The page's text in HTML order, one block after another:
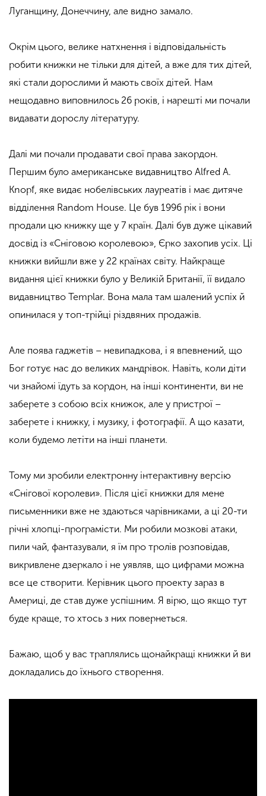
Луганщину, Донеччину, але видно замало.
Окрім цього, велике натхнення і відповідальність
робити книжки не тільки для дітей, а вже для тих дітей,
які стали дорослими й мають своїх дітей. Нам
нещодавно виповнилось 26 років, і нарешті ми почали
видавати дорослу літературу.
Далі ми почали продавати свої права закордон.
Першим було американське видавництво Alfred A.
Knopf, яке видає нобелівських лауреатів і має дитяче
відділення Random House. Це був 1996 рік і вони
продали цю книжку ще у 7 країн. Далі був дуже цікавий
досвід із «Сніговою королевою», Єрко захопив усіх. Ці
книжки вийшли вже у 22 країнах світу. Найкраще
видання цієї книжки було у Великій Британії, її видало
видавництво Templar. Вона мала там шалений успіх й
опинилася у топ-трійці різдвяних продажів.
Але поява гаджетів – невипадкова, і я впевнений, що
Бог готує нас до великих мандрівок. Навіть, коли діти
чи знайомі їдуть за кордон, на інші континенти, ви не
заберете з собою всіх книжок, але у пристрої –
заберете і книжку, і музику, і фотографії. А що казати,
коли будемо летіти на інші планети.
Тому ми зробили електронну інтерактивну версію
«Снігової королеви». Після цієї книжки для мене
письменники вже не здаються чарівниками, а ці 20-ти
річні хлопці-програмісти. Ми робили мозкові атаки,
пили чай, фантазували, я їм про тролів розповідав,
викривлене дзеркало і не уявляв, що цифрами можна
все це створити. Керівник цього проекту зараз в
Америці, де став дуже успішним. Я вірю, що якщо тут
буде краще, то хтось з них повернеться.
Бажаю, щоб у вас траплялись щонайкращі книжки й ви
докладались до їхнього створення.